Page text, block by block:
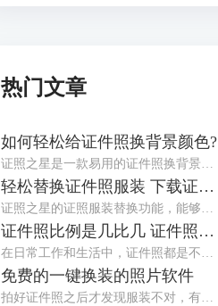
热门文章
如何轻松给证件照换背景颜色?
证照之星是一款易用的证件照换背景软件，协助你方便快捷处理证件照片。 “一键裁剪”，“自动纠正倾斜”，“轻松换背景”等功能让你在几秒钟内完成证件照的处理编辑。
轻松替换证件照服装 下载证件照服装模板
证照之星的证照服装替换功能，能够将普通便装照片替换成符合证件照要求的正装证件照片。
证件照比例是几比几 证件照比例怎么修改
在日常工作和生活中，证件照都是不可或缺的，而证件照的比例和尺寸又都不相同，那么你知道，证件照比例是几比几，证件照比例怎么修改，今天小编就和大家分享一下。
免费的一键换装的照片软件
拍好证件照之后才发现服装不对，有没有免费的一键换装的照片软件？这种棘手的任务，交给证件照工具就对了！证件照工具内置多款正装、西服模板，可以很好地满足换装的需求。